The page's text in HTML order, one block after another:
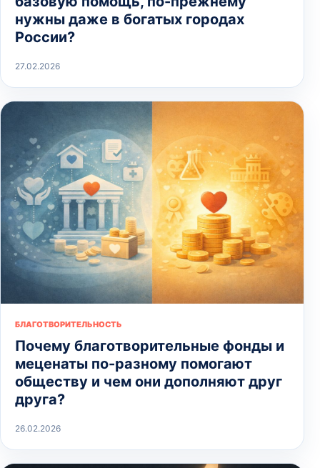
нужны даже в богатых городах
России?
27.02.2026
БЛАГОТВОРИТЕЛЬНОСТЬ
Почему благотворительные фонды и
меценаты по-разному помогают
обществу и чем они дополняют друг
друга?
26.02.2026